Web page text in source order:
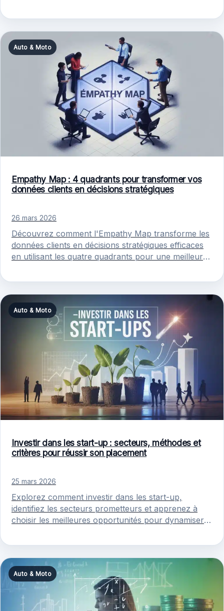
Auto & Moto
Empathy Map : 4 quadrants pour transformer vos
données clients en décisions stratégiques
26 mars 2026
Découvrez comment l'Empathy Map transforme les
données clients en décisions stratégiques efficaces
en utilisant les quatre quadrants pour une meilleure
Auto & Moto
Investir dans les start-up : secteurs, méthodes et
critères pour réussir son placement
25 mars 2026
Explorez comment investir dans les start-up,
identifiez les secteurs prometteurs et apprenez à
choisir les meilleures opportunités pour dynamiser
Auto & Moto